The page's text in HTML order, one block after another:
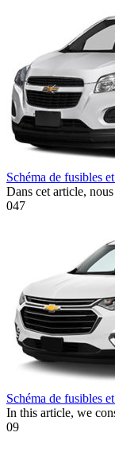
Schéma de fusibles
Dans cet article,
047
Schéma de fusibles
In this article, we
09